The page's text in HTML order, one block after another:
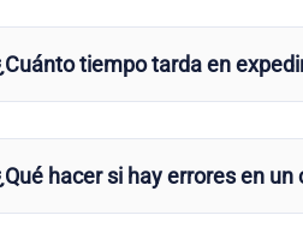
tiempo tarda en
hacer si hay errores en